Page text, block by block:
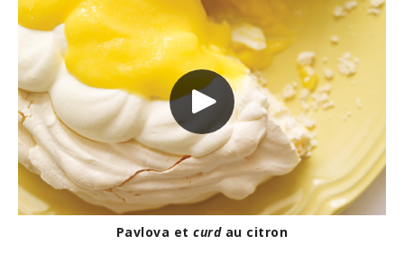
Pavlova etcurdau citron